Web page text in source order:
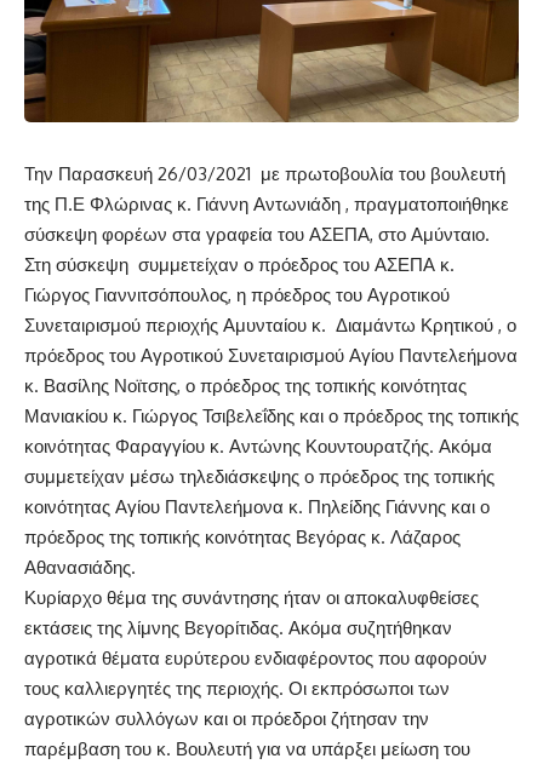
Την Παρασκευή 26/03/2021 με πρωτοβουλία του βουλευτή
της Π.Ε Φλώρινας κ. Γιάννη Αντωνιάδη , πραγματοποιήθηκε
σύσκεψη φορέων στα γραφεία του ΑΣΕΠΑ, στο Αμύνταιο.
Στη σύσκεψη συμμετείχαν ο πρόεδρος του ΑΣΕΠΑ κ.
Γιώργος Γιαννιτσόπουλος, η πρόεδρος του Αγροτικού
Συνεταιρισμού περιοχής Αμυνταίου κ. Διαμάντω Κρητικού , ο
πρόεδρος του Αγροτικού Συνεταιρισμού Αγίου Παντελεήμονα
κ. Βασίλης Νοϊτσης, ο πρόεδρος της τοπικής κοινότητας
Μανιακίου κ. Γιώργος Τσιβελεΐδης και ο πρόεδρος της τοπικής
κοινότητας Φαραγγίου κ. Αντώνης Κουντουρατζής. Ακόμα
συμμετείχαν μέσω τηλεδιάσκεψης ο πρόεδρος της τοπικής
κοινότητας Αγίου Παντελεήμονα κ. Πηλείδης Γιάννης και ο
πρόεδρος της τοπικής κοινότητας Βεγόρας κ. Λάζαρος
Αθανασιάδης.
Κυρίαρχο θέμα της συνάντησης ήταν οι αποκαλυφθείσες
εκτάσεις της λίμνης Βεγορίτιδας. Ακόμα συζητήθηκαν
αγροτικά θέματα ευρύτερου ενδιαφέροντος που αφορούν
τους καλλιεργητές της περιοχής. Οι εκπρόσωποι των
αγροτικών συλλόγων και οι πρόεδροι ζήτησαν την
παρέμβαση του κ. Βουλευτή για να υπάρξει μείωση του